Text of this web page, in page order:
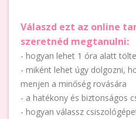
Válaszd ezt az online
szeretnéd megtanulni:
- hogyan lehet 1 óra alatt
- miként lehet úgy dolgozni,
menjen a minőség rovására
- a hatékony és biztonságos
- hogyan válassz